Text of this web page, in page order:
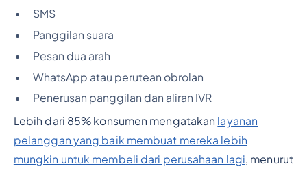
SMS
Panggilan suara
Pesan dua arah
WhatsApp atau perutean obrolan
Penerusan panggilan dan aliran IVR
Lebih dari 85% konsumen mengatakan layanan
pelanggan yang baik membuat mereka lebih
mungkin untuk membeli dari perusahaan lagi, menurut